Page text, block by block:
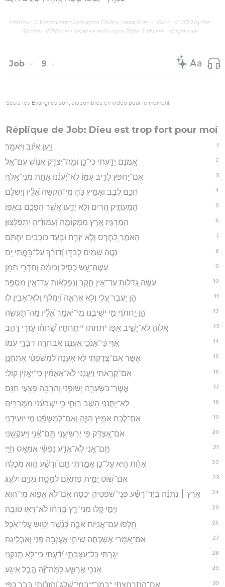
Hébreu : © Westminster Leningrad Codex - tanach.us --- Grec : © 2010 by the
Society of Biblical Literature and Logos Bible Software - sblgnt.com
Job 9
Seuls les Évangiles sont disponibles en vidéo pour le moment.
Réplique de Job: Dieu est trop fort pour moi
1 וַיַּ֥עַן אִיּ֗וֹב וַיֹּאמַֽר׃
2 אָ֭מְנָם יָדַ֣עְתִּי כִי־כֵ֑ן וּמַה־יִּצְדַּ֖ק אֱנ֣וֹשׁ עִם־אֵֽל׃
3 אִם־יַ֭חְפֹּץ לָרִ֣יב עִמּ֑וֹ לֹֽא־יַ֝עֲנֶ֗נּוּ אַחַ֥ת מִנִּי־אָֽלֶף׃
4 חֲכַ֣ם לֵ֭בָב וְאַמִּ֣יץ כֹּ֑חַ מִֽי־הִקְשָׁ֥ה אֵ֝לָ֗יו וַיִּשְׁלָֽם׃
5 הַמַּעְתִּ֣יק הָ֭רִים וְלֹ֣א יָדָ֑עוּ אֲשֶׁ֖ר הֲפָכָ֣ם בְּאַפּֽוֹ׃
6 הַמַּרְגִּ֣יז אֶ֭רֶץ מִמְּקוֹמָ֑הּ וְ֝עַמּוּדֶ֗יהָ יִתְפַלָּצֽוּן׃
7 הָאֹמֵ֣ר לַ֭חֶרֶס וְלֹ֣א יִזְרָ֑ח וּבְעַ֖ד כּוֹכָבִ֣ים יַחְתֹּֽם׃
8 נֹטֶ֣ה שָׁמַ֣יִם לְבַדּ֑וֹ וְ֝דוֹרֵ֗ךְ עַל־בָּ֥מֳתֵי יָֽם׃
9 עֹֽשֶׂה־עָ֭שׁ כְּסִ֥יל וְכִימָ֗ה וְחַדְרֵ֥י תֵמָֽן׃
10 עֹשֶׂ֣ה גְ֭דֹלוֹת עַד־אֵ֣ין חֵ֑קֶר וְנִפְלָא֗וֹת עַד־אֵ֥ין מִסְפָּֽר׃
11 הֵ֤ן יַעֲבֹ֣ר עָ֭לַי וְלֹ֣א אֶרְאֶ֑ה וְ֝יַחֲלֹ֗ף וְֽלֹא־אָבִ֥ין לֽוֹ׃
12 הֵ֣ן יַ֭חְתֹּף מִ֣י יְשִׁיבֶ֑נּוּ מִֽי־יֹאמַ֥ר אֵ֝לָ֗יו מַֽה־תַּעֲשֶֽׂה׃
13 אֱ֭לוֹהַּ לֹא־יָשִׁ֣יב אַפּ֑וֹ *תחתו **תַּחְתָּ֥יו שָׁ֝חֲח֗וּ עֹ֣זְרֵי רָֽהַב׃
14 אַ֭ף כִּֽי־אָנֹכִ֣י אֶֽעֱנֶ֑נּוּ אֶבְחֲרָ֖ה דְבָרַ֣י עִמּֽוֹ׃
15 אֲשֶׁ֣ר אִם־צָ֭דַקְתִּי לֹ֣א אֶעֱנֶ֑ה לִ֝מְשֹׁפְטִ֗י אֶתְחַנָּֽן׃
16 אִם־קָרָ֥אתִי וַֽיַּעֲנֵ֑נִי לֹֽא־אַ֝אֲמִ֗ין כִּֽי־יַאֲזִ֥ין קוֹלִֽי׃
17 אֲשֶׁר־בִּשְׂעָרָ֥ה יְשׁוּפֵ֑נִי וְהִרְבָּ֖ה פְצָעַ֣י חִנָּֽם׃
18 לֹֽא־יִ֭תְּנֵנִי הָשֵׁ֣ב רוּחִ֑י כִּ֥י יַ֝שְׂבִּעַ֗נִי מַמְּרֹרִֽים׃
19 אִם־לְכֹ֣חַ אַמִּ֣יץ הִנֵּ֑ה וְאִם־לְ֝מִשְׁפָּ֗ט מִ֣י יוֹעִידֵֽנִי׃
20 אִם־אֶ֭צְדָּק פִּ֣י יַרְשִׁיעֵ֑נִי תָּֽם־אָ֝֗נִי וַֽיַּעְקְשֵֽׁנִי׃
21 תָּֽם־אָ֭נִי לֹֽא־אֵדַ֥ע נַפְשִׁ֗י אֶמְאַ֥ס חַיָּֽי׃
22 אַחַ֗ת הִ֥יא עַל־כֵּ֥ן אָמַ֑רְתִּי תָּ֥ם וְ֝רָשָׁ֗ע ה֣וּא מְכַלֶּֽה׃
23 אִם־שׁ֭וֹט יָמִ֣ית פִּתְאֹ֑ם לְמַסַּ֖ת נְקִיִּ֣ם יִלְעָֽג׃
24 אֶ֤רֶץ ׀ נִתְּנָ֬ה בְֽיַד־רָשָׁ֗ע פְּנֵֽי־שֹׁפְטֶ֥יהָ יְכַסֶּ֑ה אִם־לֹ֖א אֵפ֣וֹא מִי־הֽוּא׃
25 וְיָמַ֣י קַ֭לּוּ מִנִּי־רָ֑ץ בָּֽ֝רְח֗וּ לֹא־רָא֥וּ טוֹבָֽה׃
26 חָ֭לְפוּ עִם־אֳנִיּ֣וֹת אֵבֶ֑ה כְּ֝נֶ֗שֶׁר יָט֥וּשׂ עֲלֵי־אֹֽכֶל׃
27 אִם־אָ֭מְרִי אֶשְׁכְּחָ֣ה שִׂיחִ֑י אֶעֶזְבָ֖ה פָנַ֣י וְאַבְלִֽיגָה׃
28 יָגֹ֥רְתִּי כָל־עַצְּבֹתָ֑י יָ֝דַ֗עְתִּי כִּי־לֹ֥א תְנַקֵּֽנִי׃
29 אָנֹכִ֥י אֶרְשָׁ֑ע לָמָּה־זֶּ֝֗ה הֶ֣בֶל אִיגָֽע׃
30 אִם־הִתְרָחַ֥צְתִּי *במו־**בְמֵי־שָׁ֑לֶג וַ֝הֲזִכּ֗וֹתִי בְּבֹ֣ר כַּפָּֽי׃